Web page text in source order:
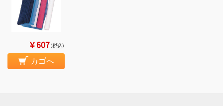
￥607（税込）
カゴへ